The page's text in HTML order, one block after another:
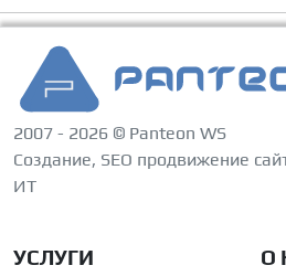
2007 - 2026 © Panteon WS
Создание, SEO продвижение
ИТ
УСЛУГИ О